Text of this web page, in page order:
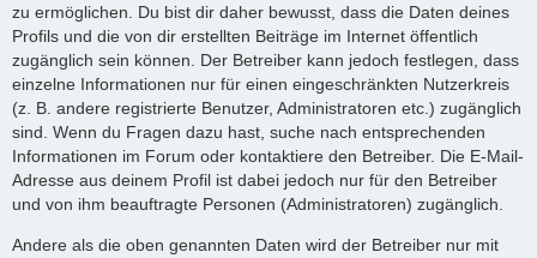
zu ermöglichen. Du bist dir daher bewusst, dass die Daten deines
Profils und die von dir erstellten Beiträge im Internet öffentlich
zugänglich sein können. Der Betreiber kann jedoch festlegen, dass
einzelne Informationen nur für einen eingeschränkten Nutzerkreis
(z. B. andere registrierte Benutzer, Administratoren etc.) zugänglich
sind. Wenn du Fragen dazu hast, suche nach entsprechenden
Informationen im Forum oder kontaktiere den Betreiber. Die E-Mail-
Adresse aus deinem Profil ist dabei jedoch nur für den Betreiber
und von ihm beauftragte Personen (Administratoren) zugänglich.
Andere als die oben genannten Daten wird der Betreiber nur mit